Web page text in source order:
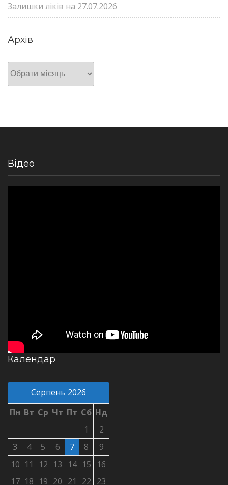
Залишки ліків на 27.07.2026
Архів
Архів
Відео
Календар
Серпень 2026
Пн Вт Ср Чт Пт Сб Нд
1
2
3
4 5 6 7 8
9
10 11 12 13 14 15
16
17 18 19 20 21 22 23